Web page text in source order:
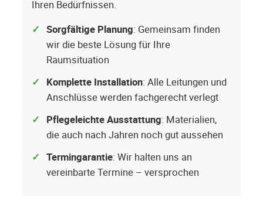
Ihren Bedürfnissen.
Sorgfältige Planung: Gemeinsam finden
wir die beste Lösung für Ihre
Raumsituation
Komplette Installation: Alle Leitungen und
Anschlüsse werden fachgerecht verlegt
Pflegeleichte Ausstattung: Materialien,
die auch nach Jahren noch gut aussehen
Termingarantie: Wir halten uns an
vereinbarte Termine – versprochen